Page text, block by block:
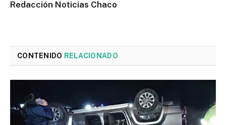
Redacción Noticias Chaco
CONTENIDO RELACIONADO